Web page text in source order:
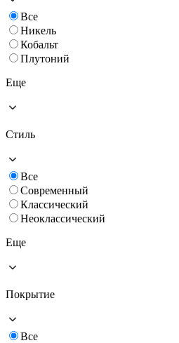
Все
Никель
Кобальт
Плутоний
Еще
Стиль
Все
Современный
Классический
Неоклассический
Еще
Покрытие
Все